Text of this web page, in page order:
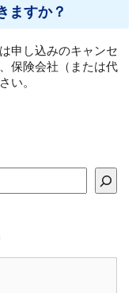
ますか？
申し込みのキャンセ
保険会社（または代
い。